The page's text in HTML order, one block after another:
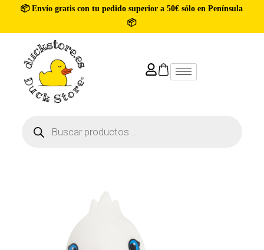
📦 Envío gratis con tu pedido superior a 50€ sólo en Península
📦